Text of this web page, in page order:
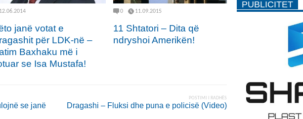
12.06.2014
janë votat e
për LDK-në –
Baxhaku më i
se Isa Mustafa!
0 11.09.2015
11 Shtatori – Dita që
ndryshoi Amerikën!
se janë
POSTIMI I RADHËS
Dragashi – Fluksi dhe puna e policisë (Video)
PUBLICITET